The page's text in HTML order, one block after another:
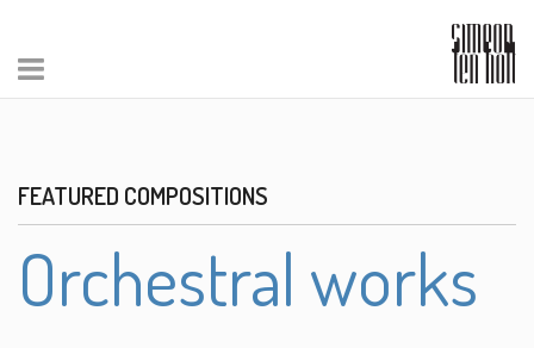
FEATURED COMPOSITIONS
Orchestral works